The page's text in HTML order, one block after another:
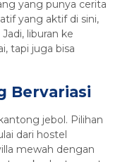
yang punya cerita
yang aktif di sini,
liburan ke
tapi juga bisa
Bervariasi
jebol. Pilihan
dari hostel
mewah dengan